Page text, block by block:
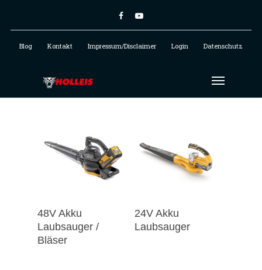
Blog Kontakt Impressum/Disclaimer Login Datenschutz
48V Akku
Laubsauger /
Bläser
24V Akku
Laubsauger